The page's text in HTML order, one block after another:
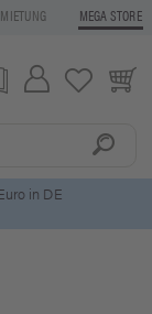
MEGA STORE